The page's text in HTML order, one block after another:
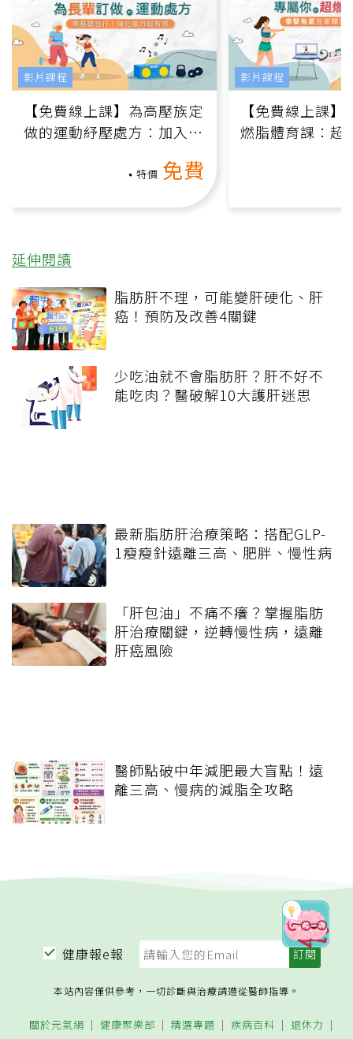
【免費線上課】為高壓族定
做的運動紓壓處方：加入行
特價 免費
影片課程
【免費線上課
燃脂體育課：超
影片課程
延伸閱讀
脂肪肝不理，可能變肝硬化、肝
癌！預防及改善4關鍵
少吃油就不會脂肪肝？肝不好不
能吃肉？醫破解10大護肝迷思
最新脂肪肝治療策略：搭配GLP-
1瘦瘦針遠離三高、肥胖、慢性病
「肝包油」不痛不癢？掌握脂肪
肝治療關鍵，逆轉慢性病，遠離
肝癌風險
醫師點破中年減肥最大盲點！遠
離三高、慢病的減脂全攻略
健康報e報
本站內容僅供參考，一切診斷與治療請遵從醫師指導。
關於元氣網 健康聚樂部 精選專題 疾病百科 退休力